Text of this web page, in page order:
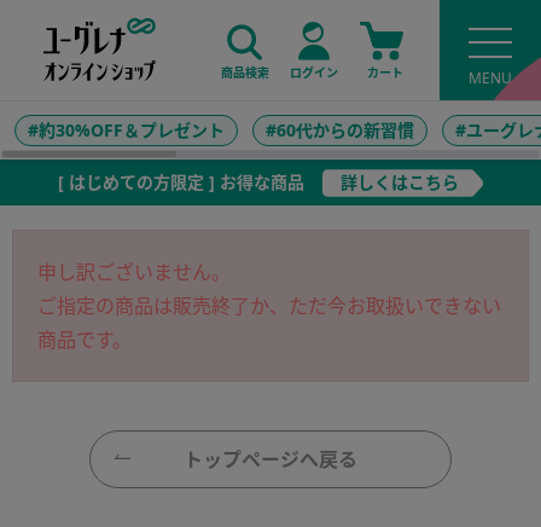
ログイン
商品検索 カート
[ はじめての方限定 ] お得な商品 詳しくはこちら
#約30%OFF＆プレゼント #60代からの新習慣 #ユーグレ
申し訳ございません。
ご指定の商品は販売終了か、ただ今お取扱いできない
商品です。
トップページへ戻る